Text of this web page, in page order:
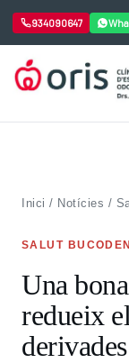
934090647
Inici / Notícies /
SALUT
Una
redueix